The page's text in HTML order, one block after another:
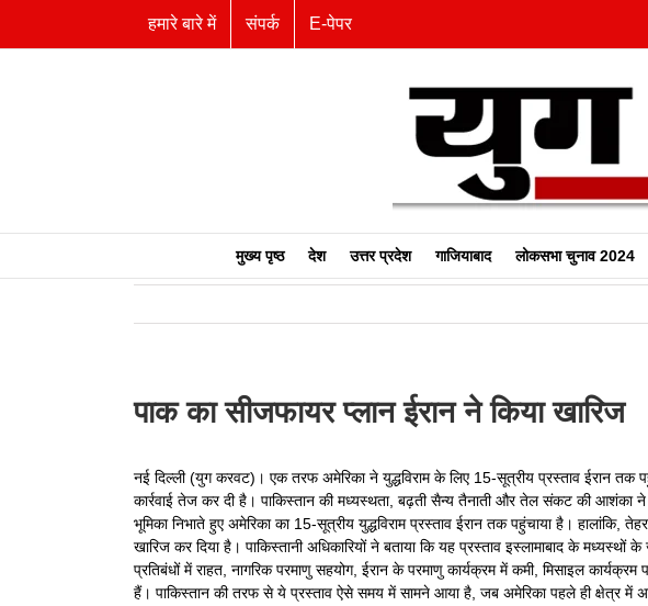
हमारे बारे में संपर्क E-पेपर
मुख्य पृष्ठ देश उत्तर प्रदेश गाजियाबाद लोकसभा चुनाव 2024
पाक का सीजफायर प्लान ईरान ने किया खारिज
नई दिल्ली (युग करवट)। एक तरफ अमेरिका ने युद्धविराम के लिए 15-सूत्रीय प्रस्ताव ईरान तक
कार्रवाई तेज कर दी है। पाकिस्तान की मध्यस्थता, बढ़ती सैन्य तैनाती और तेल संकट की आशंका ने
भूमिका निभाते हुए अमेरिका का 15-सूत्रीय युद्धविराम प्रस्ताव ईरान तक पहुंचाया है। हालांकि,
खारिज कर दिया है। पाकिस्तानी अधिकारियों ने बताया कि यह प्रस्ताव इस्लामाबाद के
प्रतिबंधों में राहत, नागरिक परमाणु सहयोग, ईरान के परमाणु कार्यक्रम में कमी, मिसाइल
हैं। पाकिस्तान की तरफ से ये प्रस्ताव ऐसे समय में सामने आया है, जब अमेरिका पहले ही क्षेत्र में